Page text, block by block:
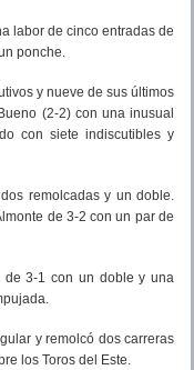
labor de cinco entradas de
ponche.
y nueve de sus últimos
(2-2) con una inusual
con siete indiscutibles y
remolcadas y un doble.
de 3-2 con un par de
de 3-1 con un doble y una
y remolcó dos carreras
los Toros del Este.